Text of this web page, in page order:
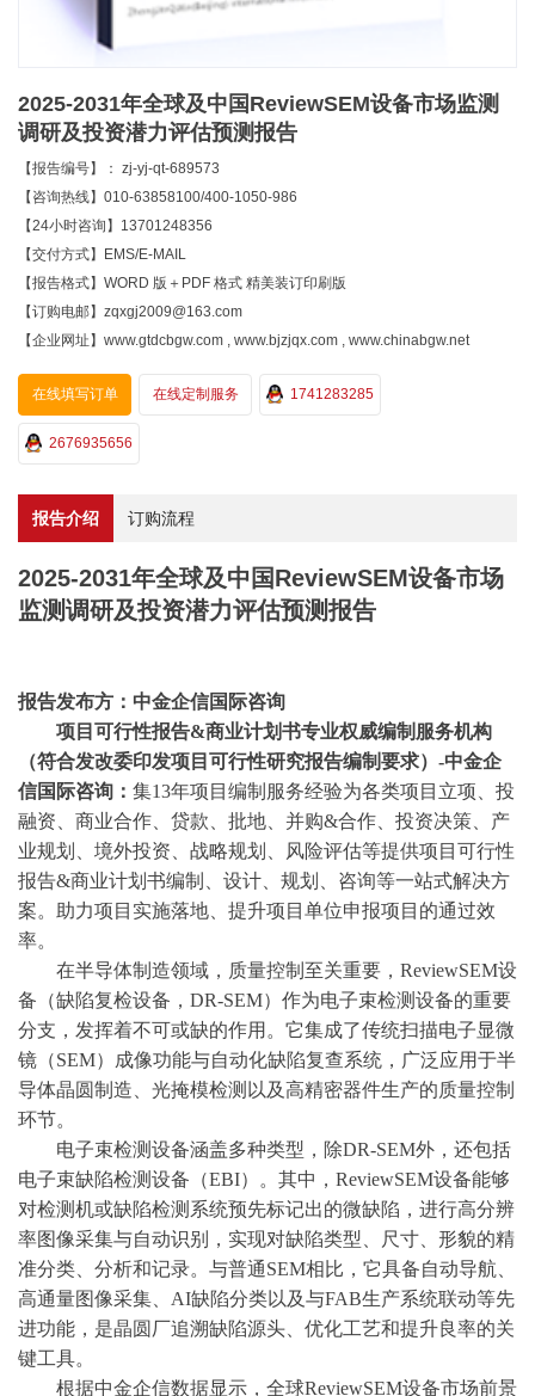
2025-2031年全球及中国ReviewSEM设备市场监测
调研及投资潜力评估预测报告
【报告编号】： zj-yj-qt-689573
【咨询热线】010-63858100/400-1050-986
【24小时咨询】13701248356
【交付方式】EMS/E-MAIL
【报告格式】WORD 版＋PDF 格式 精美装订印刷版
【订购电邮】zqxgj2009@163.com
【企业网址】www.gtdcbgw.com , www.bjzjqx.com , www.chinabgw.net
在线填写订单 在线定制服务 1741283285
2676935656
报告介绍 订购流程
2025-2031年全球及中国ReviewSEM设备市场
监测调研及投资潜力评估预测报告
报告发布方：中金企信国际咨询
项目可行性报告&商业计划书专业权威编制服务机构
（符合发改委印发项目可行性研究报告编制要求）-中金企
信国际咨询： 集13年项目编制服务经验为各类项目立项、投
融资、商业合作、贷款、批地、并购&合作、投资决策、产
业规划、境外投资、战略规划、风险评估等提供项目可行性
报告&商业计划书编制、设计、规划、咨询等一站式解决方
案。助力项目实施落地、提升项目单位申报项目的通过效
率。
在半导体制造领域，质量控制至关重要， ReviewSEM设
备（缺陷复检设备，DR-SEM）作为电子束检测设备的重要
分支，发挥着不可或缺的作用。它集成了传统扫描电子显微
镜（SEM）成像功能与自动化缺陷复查系统，广泛应用于半
导体晶圆制造、光掩模检测以及高精密器件生产的质量控制
环节。
电子束检测设备涵盖多种类型，除DR-SEM外，还包括
电子束缺陷检测设备（EBI）。其中，ReviewSEM设备能够
对检测机或缺陷检测系统预先标记出的微缺陷，进行高分辨
率图像采集与自动识别，实现对缺陷类型、尺寸、形貌的精
准分类、分析和记录。与普通SEM相比，它具备自动导航、
高通量图像采集、AI缺陷分类以及与FAB生产系统联动等先
进功能，是晶圆厂追溯缺陷源头、优化工艺和提升良率的关
键工具。
根据中金企信数据显示，全球ReviewSEM设备市场前景